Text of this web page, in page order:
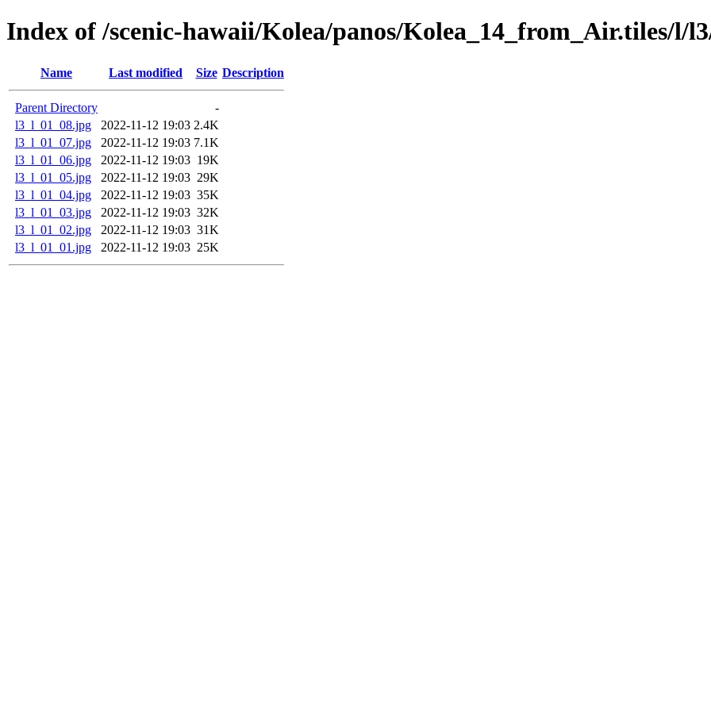
Index of /scenic-hawaii/Kolea/panos/Kolea_14_from_Air.tiles/l/
Name Last modified Size Description
Parent Directory
-
l3_l_01_08.jpg
2022-11-12 19:03 2.4K
l3_l_01_07.jpg
2022-11-12 19:03 7.1K
l3_l_01_06.jpg
2022-11-12 19:03 19K
l3_l_01_05.jpg
2022-11-12 19:03 29K
l3_l_01_04.jpg
2022-11-12 19:03 35K
l3_l_01_03.jpg
2022-11-12 19:03 32K
l3_l_01_02.jpg
2022-11-12 19:03 31K
l3_l_01_01.jpg
2022-11-12 19:03 25K